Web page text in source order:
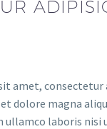
amet,
dolore magna
laboris nisi